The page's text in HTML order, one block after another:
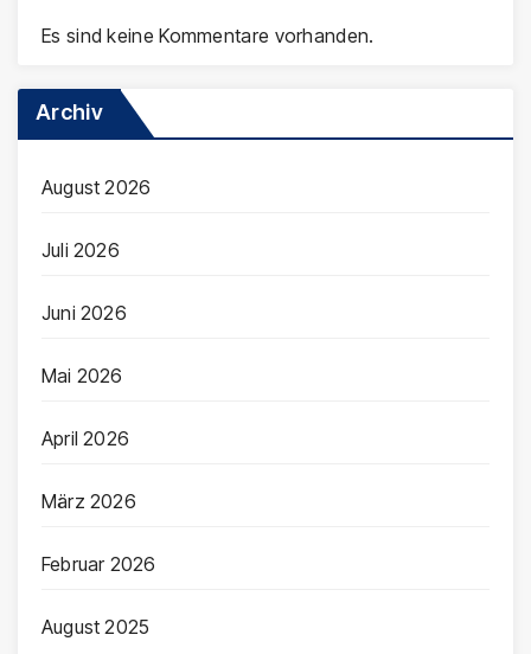
Es sind keine Kommentare vorhanden.
Archiv
August 2026
Juli 2026
Juni 2026
Mai 2026
April 2026
März 2026
Februar 2026
August 2025